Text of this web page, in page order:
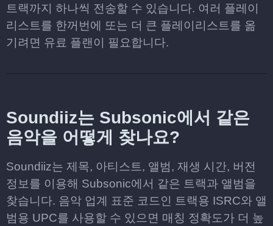
트랙까지 하나씩 전송할 수 있습니다. 여러 플레이
리스트를 한꺼번에 또는 더 큰 플레이리스트를 옮
기려면 유료 플랜이 필요합니다.
Soundiiz는 Subsonic에서 같은
음악을 어떻게 찾나요?
Soundiiz는 제목, 아티스트, 앨범, 재생 시간, 버전
정보를 이용해 Subsonic에서 같은 트랙과 앨범을
찾습니다. 음악 업계 표준 코드인 트랙용 ISRC와 앨
범용 UPC를 사용할 수 있으면 매칭 정확도가 더 높